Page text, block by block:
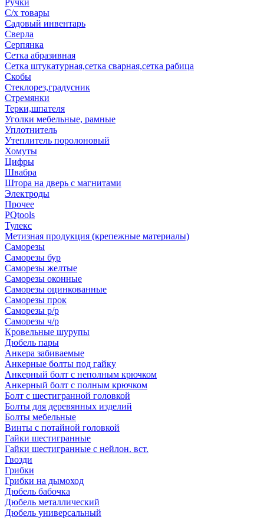
Ручки
С/х товары
Садовый инвентарь
Сверла
Серпянка
Сетка абразивная
Сетка штукатурная,сетка сварная,сетка рабица
Скобы
Стеклорез,градусник
Стремянки
Терки,шпателя
Уголки мебельные, рамные
Уплотнитель
Утеплитель поролоновый
Хомуты
Цифры
Швабра
Штора на дверь с магнитами
Электроды
Прочее
PQtools
Тулекс
Метизная продукция (крепежные материалы)
Саморезы
Саморезы бур
Саморезы желтые
Саморезы оконные
Саморезы оцинкованные
Саморезы прок
Саморезы р/р
Саморезы ч/р
Кровельные шурупы
Дюбель пары
Анкера забиваемые
Анкерные болты под гайку
Анкерный болт с неполным крючком
Анкерный болт с полным крючком
Болт с шестигранной головкой
Болты для деревянных изделий
Болты мебельные
Винты с потайной головкой
Гайки шестигранные
Гайки шестигранные с нейлон. вст.
Гвозди
Грибки
Грибки на дымоход
Дюбель бабочка
Дюбель металлический
Дюбель универсальный